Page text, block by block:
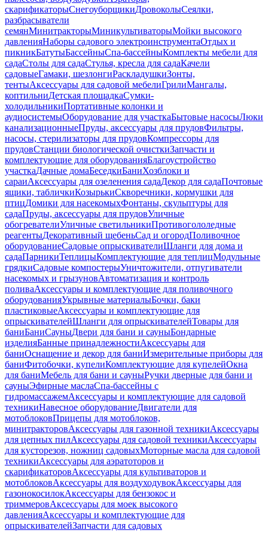
скарификаторыСнегоуборщикиДровоколыСеялки,
разбрасыватели
семянМинитракторыМиникультиваторыМойки высокого
давленияНаборы садового электроинструментаОтдых и
пикникБатутыБассейныСпа-бассейныКомплекты мебели для
садаСтолы для садаСтулья, кресла для садаКачели
садовыеГамаки, шезлонгиРаскладушкиЗонты,
тентыАксессуары для садовой мебелиГрилиМангалы,
коптильниДетская площадкаСумки-
холодильникиПортативные колонки и
аудиосистемыОборудование для участкаБытовые насосыЛюки
канализационныеПруды, аксессуары для прудовФильтры,
насосы, стерилизаторы для прудовКомпрессоры для
прудовСтанции биологической очисткиЗапчасти и
комплектующие для оборудованияБлагоустройство
участкаДачные домаБеседкиБаниХозблоки и
сараиАксессуары для озеленения садаДекор для садаПочтовые
ящики, табличкиКозырькиСкворечники, кормушки для
птицДомики для насекомыхФонтаны, скульптуры для
садаПруды, аксессуары для прудовУличные
обогревателиУличные светильникиПротивогололедные
реагентыДекоративный щебеньСад и огородПоливочное
оборудованиеСадовые опрыскивателиШланги для дома и
садаПарникиТеплицыКомплектующие для теплицМодульные
грядкиСадовые компостерыУничтожители, отпугиватели
насекомых и грызуновАвтоматизация и контроль
поливаАксессуары и комплектующие для поливочного
оборудованияУкрывные материалыБочки, баки
пластиковыеАксессуары и комплектующие для
опрыскивателейШланги для опрыскивателейТовары для
баниБаниСауныДвери для бани и сауныБондарные
изделияБанные принадлежностиАксессуары для
баниОснащение и декор для баниИзмерительные приборы для
баниФитобочки, купелиКомплектующие для купелейОкна
для баниМебель для бани и сауныРучки дверные для бани и
сауныЭфирные маслаСпа-бассейны с
гидромассажемАксессуары и комплектующие для садовой
техникиНавесное оборудованиеДвигатели для
мотоблоковПрицепы для мотоблоков,
минитракторовАксессуары для газонной техникиАксессуары
для цепных пилАксессуары для садовой техникиАксессуары
для кусторезов, ножниц садовыхМоторные масла для садовой
техникиАксессуары для аэратоторов и
скарификаторовАксессуары для культиваторов и
мотоблоковАксессуары для воздуходувокАксессуары для
газонокосилокАксессуары для бензокос и
триммеровАксессуары для моек высокого
давленияАксессуары и комплектующие для
опрыскивателейЗапчасти для садовых